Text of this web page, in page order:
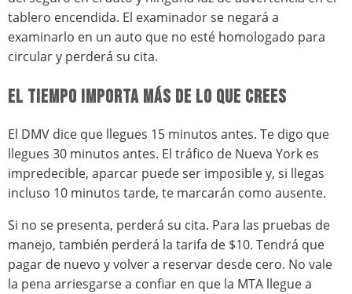
tablero encendida. El examinador se negará a
examinarlo en un auto que no esté homologado para
circular y perderá su cita.
EL TIEMPO IMPORTA MÁS DE LO QUE CREES
El DMV dice que llegues 15 minutos antes. Te digo que
llegues 30 minutos antes. El tráfico de Nueva York es
impredecible, aparcar puede ser imposible y, si llegas
incluso 10 minutos tarde, te marcarán como ausente.
Si no se presenta, perderá su cita. Para las pruebas de
manejo, también perderá la tarifa de $10. Tendrá que
pagar de nuevo y volver a reservar desde cero. No vale
la pena arriesgarse a confiar en que la MTA llegue a